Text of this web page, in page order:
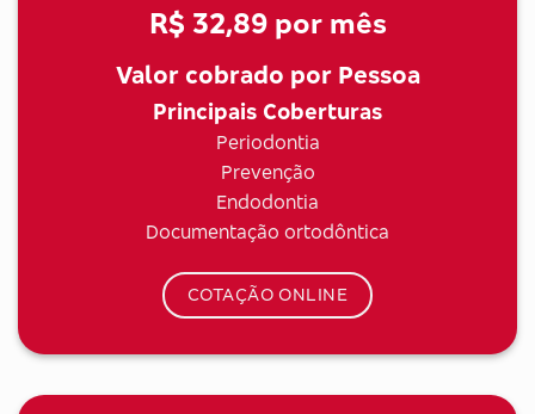
R$ 32,89por mês
Valor cobrado por Pessoa
Principais Coberturas
Periodontia
Prevenção
Endodontia
Documentação ortodôntica
COTAÇÃO ONLINE